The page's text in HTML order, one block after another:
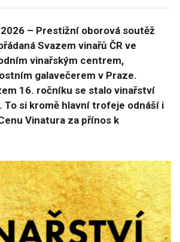
– Prestižní oborová soutěž
Svazem vinařů ČR ve
vinařským centrem,
galavečerem v Praze.
16. ročníku se stalo vinařství
To si kromě hlavní trofeje odnáší i
Vinatura za přínos k